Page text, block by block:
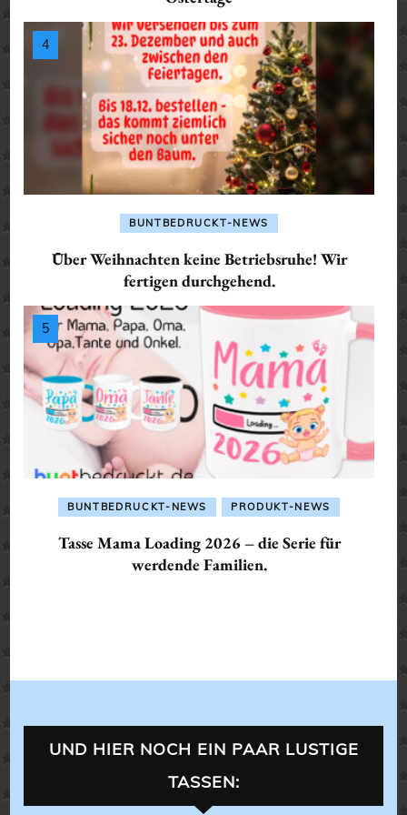
BUNTBEDRUCKT-NEWS
Über Weihnachten keine Betriebsruhe! Wir
fertigen durchgehend.
BUNTBEDRUCKT-NEWS PRODUKT-NEWS
Tasse Mama Loading 2026 – die Serie für
werdende Familien.
UND HIER NOCH EIN PAAR LUSTIGE
TASSEN: